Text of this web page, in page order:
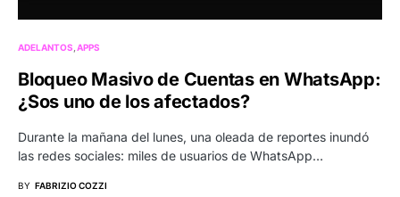
ADELANTOS APPS
Bloqueo Masivo de Cuentas en WhatsApp:
¿Sos uno de los afectados?
Durante la mañana del lunes, una oleada de reportes inundó
las redes sociales: miles de usuarios de WhatsApp…
BY FABRIZIO COZZI